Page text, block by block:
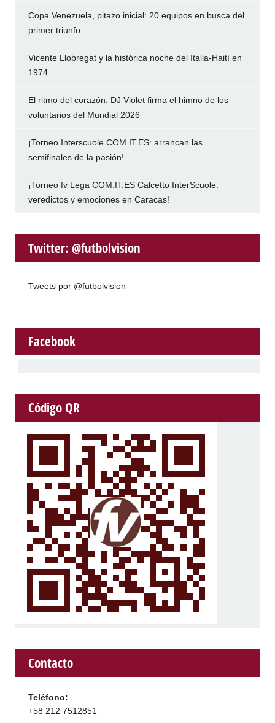
Copa Venezuela, pitazo inicial: 20 equipos en busca del
primer triunfo
Vicente Llobregat y la histórica noche del Italia-Haití en
1974
El ritmo del corazón: DJ Violet firma el himno de los
voluntarios del Mundial 2026
¡Torneo Interscuole COM.IT.ES: arrancan las
semifinales de la pasión!
¡Torneo fv Lega COM.IT.ES Calcetto InterScuole:
veredictos y emociones en Caracas!
Twitter: @futbolvision
Tweets por @futbolvision
Facebook
Código QR
Contacto
Teléfono:
+58 212 7512851